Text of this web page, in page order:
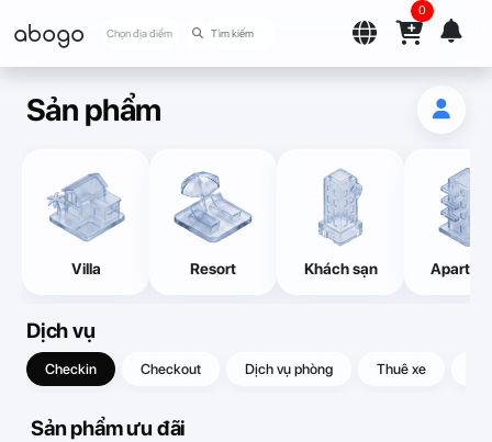
abogo Chọn địa điểm
0
Sản phẩm
Villa Resort Khách sạn
Dịch vụ
Checkin Checkout Dịch vụ phòng Thuê xe
Sản phẩm ưu đãi